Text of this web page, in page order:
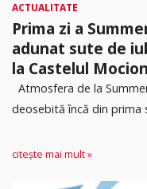
ACTUALITATE
Prima zi a
adunat sute de
la Castelul
Atmosfera de la
deosebită încă din prima
citește mai mult »